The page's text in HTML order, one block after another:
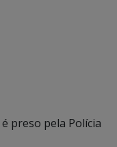
preso pela Polícia